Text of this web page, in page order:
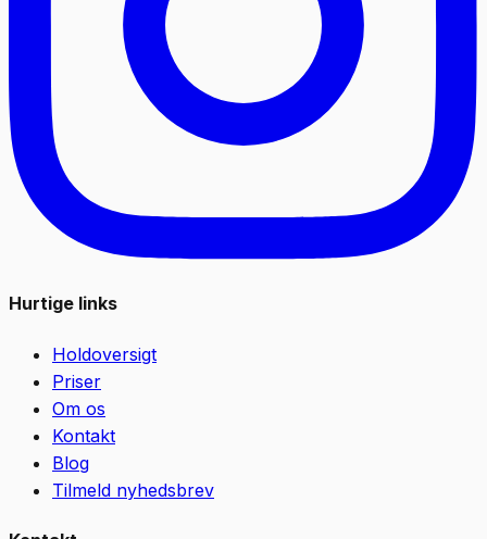
Hurtige links
Holdoversigt
Priser
Om os
Kontakt
Blog
Tilmeld nyhedsbrev